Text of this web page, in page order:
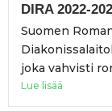
DIRA 2022-
Suomen
joka vahvisti
Lue lisää